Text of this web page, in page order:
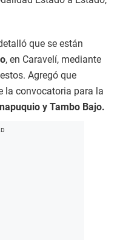
que se están
, en Caravelí, mediante
Agregó que
la convocatoria para la
y Tambo Bajo.